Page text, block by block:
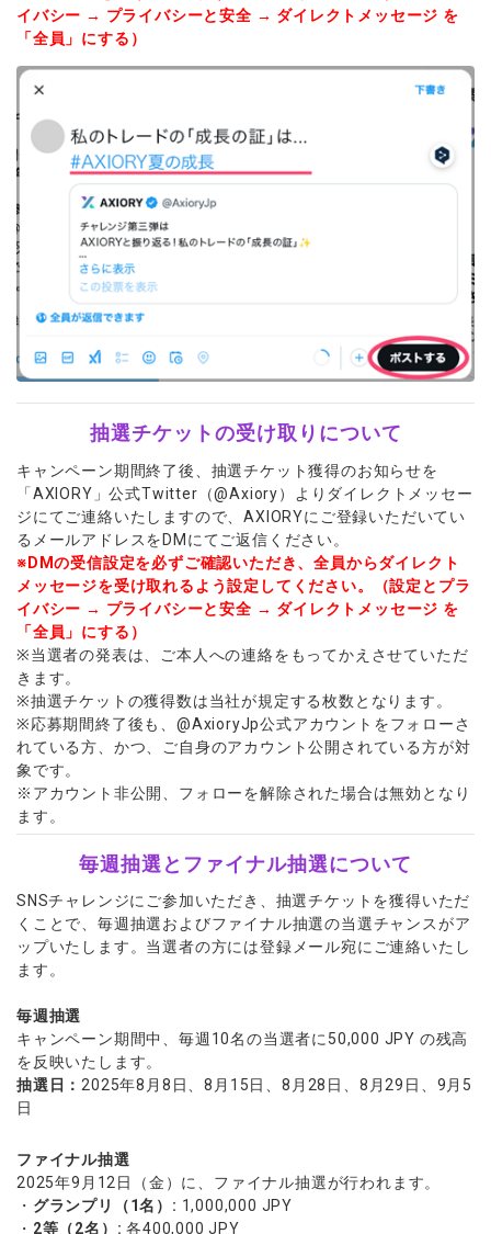
イバシー → プライバシーと安全 → ダイレクトメッセージ を
「全員」にする）
抽選チケットの受け取りについて
キャンペーン期間終了後、抽選チケット獲得のお知らせを
「AXIORY」公式Twitter（@Axiory）よりダイレクトメッセー
ジにてご連絡いたしますので、AXIORYにご登録いただいてい
るメールアドレスをDMにてご返信ください。
※DMの受信設定を必ずご確認いただき、全員からダイレクト
メッセージを受け取れるよう設定してください。（設定とプラ
イバシー → プライバシーと安全 → ダイレクトメッセージ を
「全員」にする）
※当選者の発表は、ご本人への連絡をもってかえさせていただ
きます。
※抽選チケットの獲得数は当社が規定する枚数となります。
※応募期間終了後も、@AxioryJp公式アカウントをフォローさ
れている方、かつ、ご自身のアカウント公開されている方が対
象です。
※アカウント非公開、フォローを解除された場合は無効となり
ます。
毎週抽選とファイナル抽選について
SNSチャレンジにご参加いただき、抽選チケットを獲得いただ
くことで、毎週抽選およびファイナル抽選の当選チャンスがア
ップいたします。当選者の方には登録メール宛にご連絡いたし
ます。
毎週抽選
キャンペーン期間中、毎週10名の当選者に50,000 JPY の残高
を反映いたします。
抽選日： 2025年8月8日、8月15日、8月28日、8月29日、9月5
日
ファイナル抽選
2025年9月12日（金）に、ファイナル抽選が行われます。
​・ グランプリ（1名）: 1,000,000 JPY
・ 2等（2名）: 各400,000 JPY​